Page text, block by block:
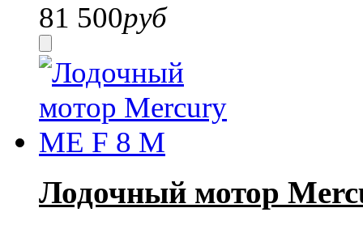
81 500руб
Лодочный мотор